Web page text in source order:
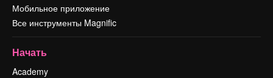
Мобильное приложение
Все инструменты Magnific
Начать
Academy